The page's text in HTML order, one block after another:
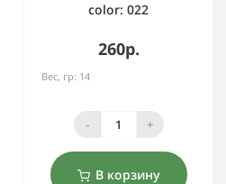
color: 022
260р.
Вес, гр: 14
- +
В корзину